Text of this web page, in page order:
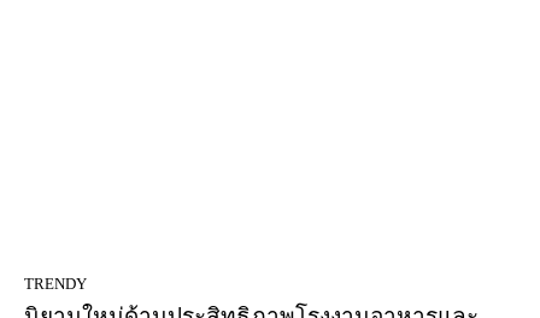
TRENDY